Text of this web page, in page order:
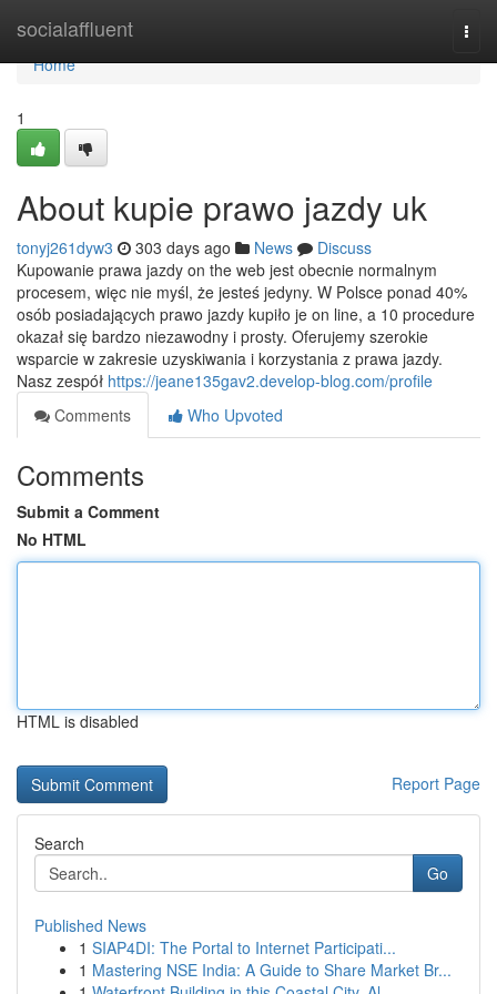
socialaffluent
Home
Home
1
About kupie prawo jazdy uk
tonyj261dyw3 303 days ago News
Discuss
Kupowanie prawa jazdy on the web jest obecnie normalnym
procesem, więc nie myśl, że jesteś jedyny. W Polsce ponad 40%
osób posiadających prawo jazdy kupiło je on line, a 10 procedure
okazał się bardzo niezawodny i prosty. Oferujemy szerokie
wsparcie w zakresie uzyskiwania i korzystania z prawa jazdy.
Nasz zespół https://jeane135gav2.develop-blog.com/profile
Comments
Who Upvoted
Comments
Submit a Comment
No HTML
HTML is disabled
Report Page
Search
Go
Published News
1 SIAP4DI: The Portal to Internet Participati...
1 Mastering NSE India: A Guide to Share Market Br...